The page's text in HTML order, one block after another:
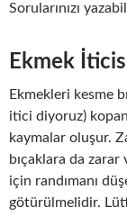
Sorularınızı
Ekmek
Ekmekleri kesme
itici diyoruz)
kaymalar oluşur.
bıçaklara da
için randımanı
götürülmelidir.